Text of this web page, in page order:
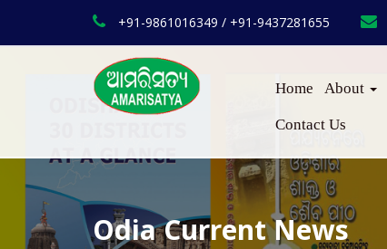
+91-9861016349 / +91-9437281655
Home About
Contact Us
Odia Current News